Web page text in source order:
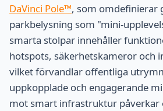
DaVinci Pole™, som omdefinierar
parkbelysning som "mini-
smarta stolpar innehåller
hotspots, säkerhetskameror och
vilket förvandlar offentliga
uppkopplade och engagerande
mot smart infrastruktur påverkar